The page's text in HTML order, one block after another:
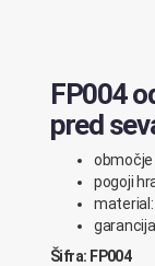
FP004
pred
območje
pogoji
material:
Šifra: FP004